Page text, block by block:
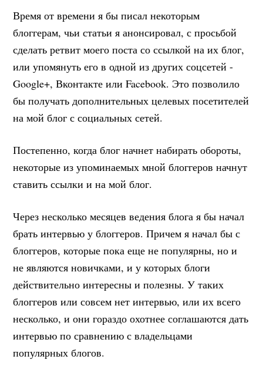
Время от времени я бы писал некоторым
блоггерам, чьи статьи я анонсировал, с просьбой
сделать ретвит моего поста со ссылкой на их блог,
или упомянуть его в одной из других соцсетей -
Google+, Вконтакте или Facebook. Это позволило
бы получать дополнительных целевых посетителей
на мой блог с социальных сетей.
Постепенно, когда блог начнет набирать обороты,
некоторые из упоминаемых мной блоггеров начнут
ставить ссылки и на мой блог.
Через несколько месяцев ведения блога я бы начал
брать интервью у блоггеров. Причем я начал бы с
блоггеров, которые пока еще не популярны, но и
не являются новичками, и у которых блоги
действительно интересны и полезны. У таких
блоггеров или совсем нет интервью, или их всего
несколько, и они гораздо охотнее соглашаются дать
интервью по сравнению с владельцами
популярных блогов.